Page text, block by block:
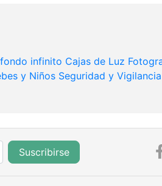
infinito Cajas de Luz
y Niños Seguridad y Vigilancia
Suscribirse